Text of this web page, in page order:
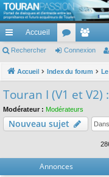
TouranPassion
Le forum des propriétaires ou
cc
ès
pi
de
Accueil
or
u
e
m
Rechercher Connexion
Accueil Index du forum
Touran I (V1 et
Modérateur : Modérateurs
Nouveau sujet
Annonces